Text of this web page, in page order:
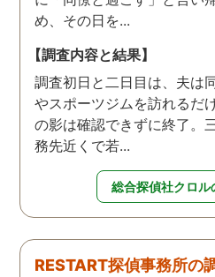
め、その日を...
【調査内容と結果】
調査初日と二日目は、夫は
やスポーツジムを訪れるだ
の影は確認できずに終了。
務先近くで若...
総合探偵社クロル
RESTART探偵事務所の